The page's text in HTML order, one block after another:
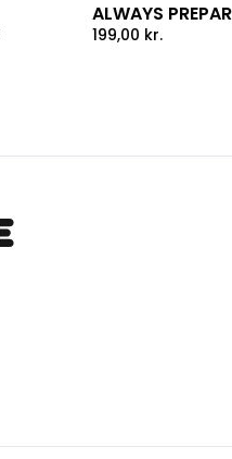
ALWAYS
199,00 kr.